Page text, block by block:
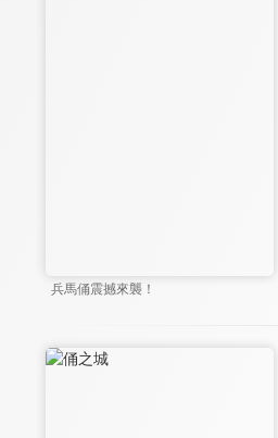
兵馬俑震撼來襲！